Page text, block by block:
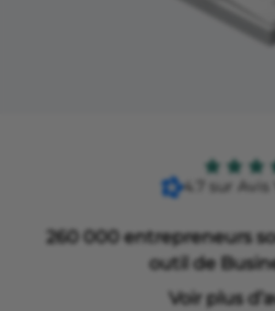
4.7 sur Avis
260 000 entrepreneurs
outil de
Voir plus